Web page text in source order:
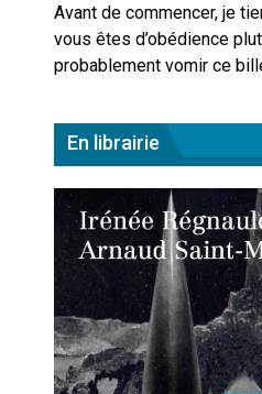
En Seine-et-
Campus IA
Addendum
laver, et
La vaste
crypto-
Avant de commencer, je
vous êtes d’obédience
probablement vomir ce
En librairie